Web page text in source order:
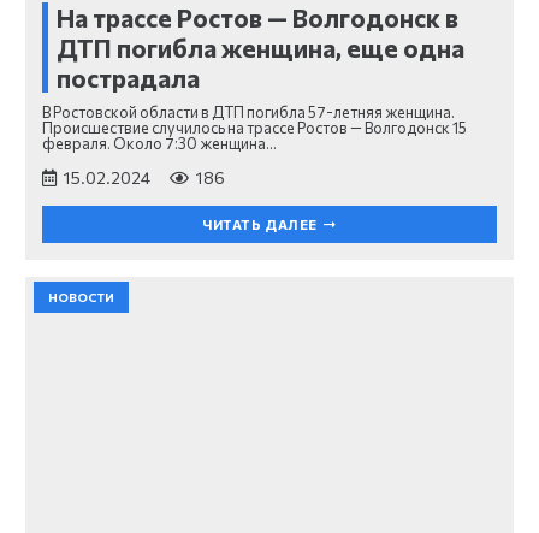
На трассе Ростов — Волгодонск в
ДТП погибла женщина, еще одна
пострадала
В Ростовской области в ДТП погибла 57-летняя женщина.
Происшествие случилось на трассе Ростов — Волгодонск 15
февраля. Около 7:30 женщина…
15.02.2024 186
ЧИТАТЬ ДАЛЕЕ
НОВОСТИ